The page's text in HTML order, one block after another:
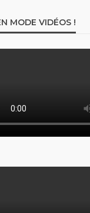
MODE VIDÉOS !